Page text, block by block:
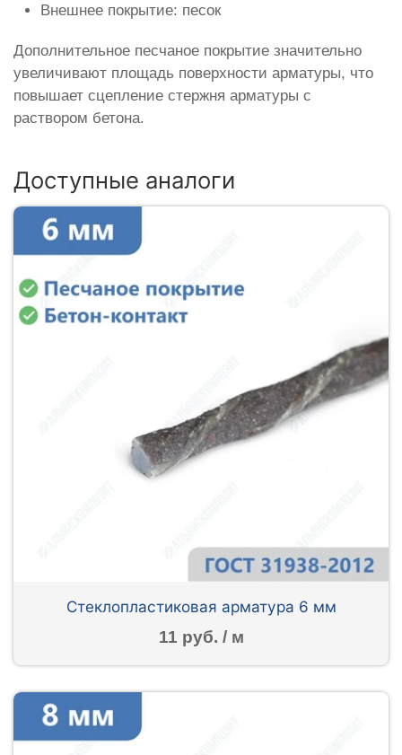
Внешнее покрытие: песок
Дополнительное песчаное покрытие значительно
увеличивают площадь поверхности арматуры, что
повышает сцепление стержня арматуры с
раствором бетона.
Доступные аналоги
Стеклопластиковая арматура 6 мм
11 руб. / м